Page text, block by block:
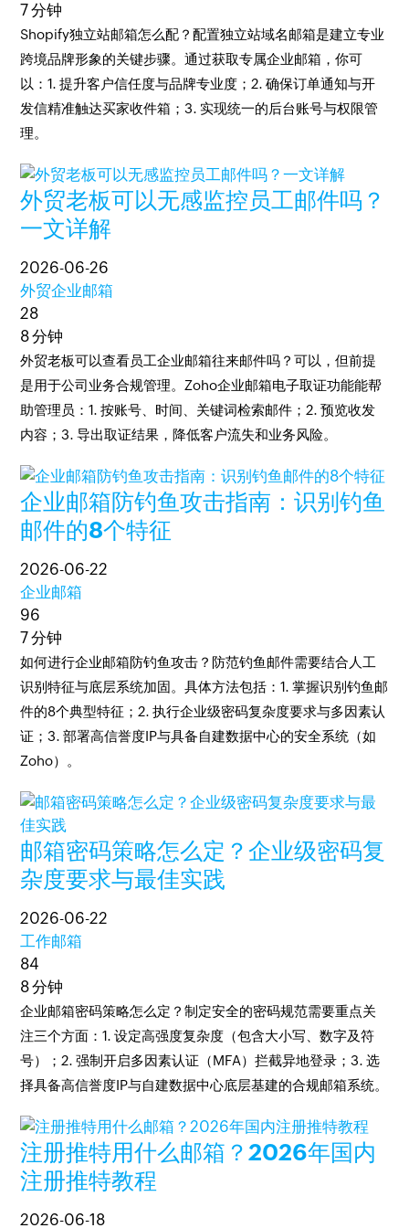
7 分钟
Shopify独立站邮箱怎么配？配置独立站域名邮箱是建立专业
跨境品牌形象的关键步骤。通过获取专属企业邮箱，你可
以：1. 提升客户信任度与品牌专业度；2. 确保订单通知与开
发信精准触达买家收件箱；3. 实现统一的后台账号与权限管
理。
外贸老板可以无感监控员工邮件吗？
一文详解
2026-06-26
外贸企业邮箱
28
8 分钟
外贸老板可以查看员工企业邮箱往来邮件吗？可以，但前提
是用于公司业务合规管理。Zoho企业邮箱电子取证功能能帮
助管理员：1. 按账号、时间、关键词检索邮件；2. 预览收发
内容；3. 导出取证结果，降低客户流失和业务风险。
企业邮箱防钓鱼攻击指南：识别钓鱼
邮件的8个特征
2026-06-22
企业邮箱
96
7 分钟
如何进行企业邮箱防钓鱼攻击？防范钓鱼邮件需要结合人工
识别特征与底层系统加固。具体方法包括：1. 掌握识别钓鱼邮
件的8个典型特征；2. 执行企业级密码复杂度要求与多因素认
证；3. 部署高信誉度IP与具备自建数据中心的安全系统（如
Zoho）。
邮箱密码策略怎么定？企业级密码复
杂度要求与最佳实践
2026-06-22
工作邮箱
84
8 分钟
企业邮箱密码策略怎么定？制定安全的密码规范需要重点关
注三个方面：1. 设定高强度复杂度（包含大小写、数字及符
号）；2. 强制开启多因素认证（MFA）拦截异地登录；3. 选
择具备高信誉度IP与自建数据中心底层基建的合规邮箱系统。
注册推特用什么邮箱？2026年国内
注册推特教程
2026-06-18